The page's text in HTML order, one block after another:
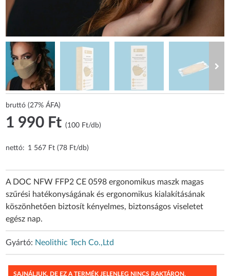
bruttó (27% ÁFA)
1 990 Ft(100 Ft/db)
nettó: 1 567 Ft (78 Ft/db)
A DOC NFW FFP2 CE 0598 ergonomikus maszk magas
szűrési hatékonyságának és ergonomikus kialakításának
köszönhetően biztosít kényelmes, biztonságos viseletet
egész nap.
Gyártó: Neolithic Tech Co.,Ltd
SAJNÁLJUK, DE EZ A TERMÉK JELENLEG NINCS RAKTÁRON,